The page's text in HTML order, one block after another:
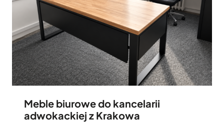
Meble biurowe do kancelarii
adwokackiej z Krakowa